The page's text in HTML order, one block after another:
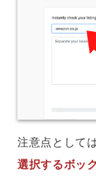
注意点として
選択するボッ